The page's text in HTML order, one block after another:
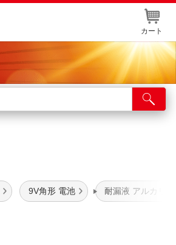
カート
9V角形 電池 耐漏液 アルカリ